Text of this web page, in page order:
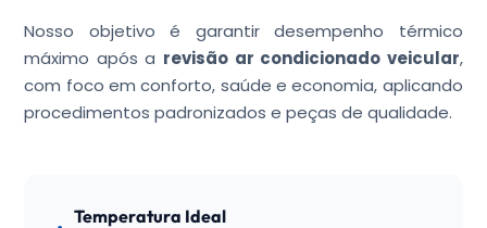
Nosso objetivo é garantir desempenho térmico
máximo após a revisão ar condicionado veicular,
com foco em conforto, saúde e economia, aplicando
procedimentos padronizados e peças de qualidade.
Temperatura Ideal